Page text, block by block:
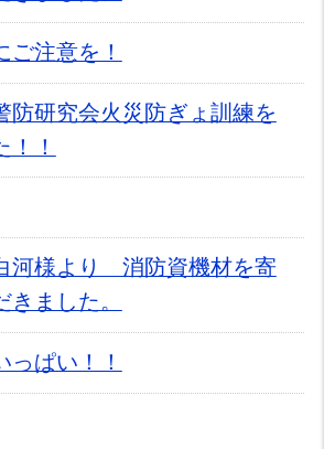
ご注意を！
防研究会火災防ぎょ訓練を
！
河様より 消防資機材を寄
ました。
っぱい！！